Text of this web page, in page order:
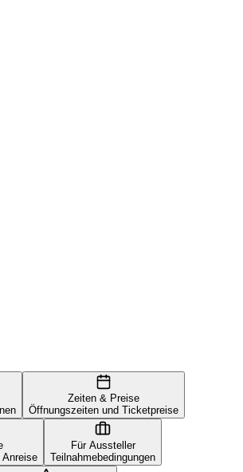
Zeiten & Preise
Öffnungszeiten und Ticketpreise
Anreise
Für Aussteller
Teilnahmebedingungen